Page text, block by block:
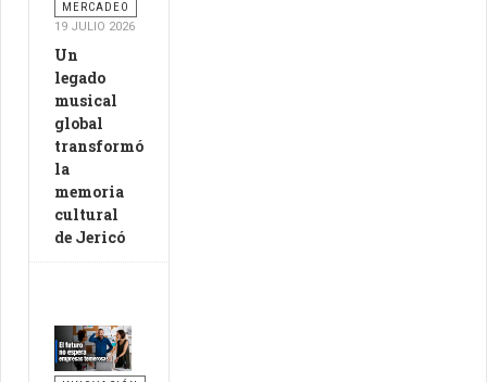
MERCADEO
19 JULIO 2026
Un
legado
musical
global
transformó
la
memoria
cultural
de Jericó